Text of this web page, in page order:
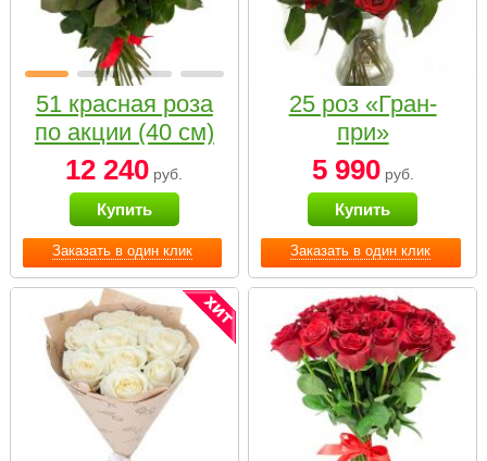
Заказать в один клик
51 красная роза
по акции (40 см)
12 240 руб.
Купить
Заказать в один клик
25 роз «Гран-
при»
5 990руб.
Купить